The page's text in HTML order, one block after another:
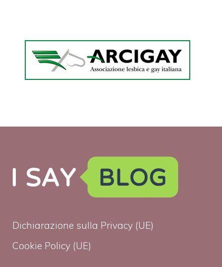
Dichiarazione sulla Privacy (UE)
Cookie Policy (UE)